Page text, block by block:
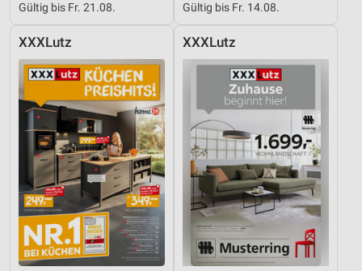
Gültig bis Fr. 21.08. Gültig bis Fr. 14.08.
XXXLutz XXXLutz